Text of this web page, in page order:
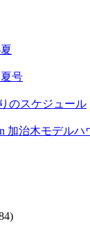
号
のスケジュール
加治木モデルハ